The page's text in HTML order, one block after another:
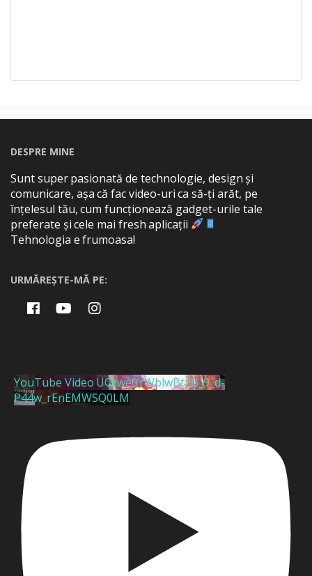
DESPRE MINE
Sunt super pasionată de technologie, design și
comunicare, așa că fac video-uri ca să-ți arăt, pe
înțelesul tău, cum funcționează gadget-urile tale
preferate și cele mai fresh aplicații
Tehnologia e frumoasa!
URMĂREȘTE-MĂ PE:
YouTube Video UCzwe0YWblwBt2B_9_d-
P44w_rEnEMWSQ0LM